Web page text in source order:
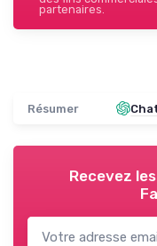
partenaires.
Résumer
Recevez